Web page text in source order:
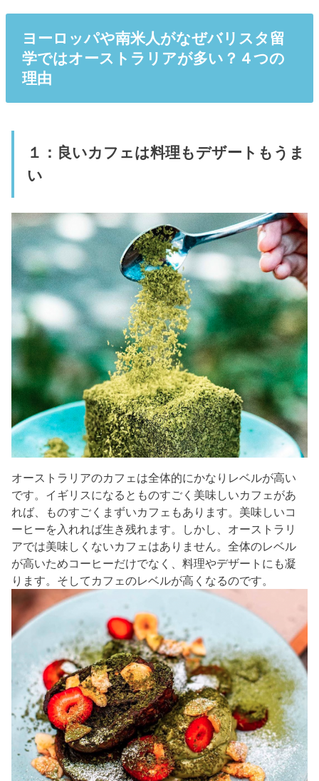
ヨーロッパや南米人がなぜバリスタ留
学ではオーストラリアが多い？４つの
理由
１：良いカフェは料理もデザートもうま
い
オーストラリアのカフェは全体的にかなりレベルが高い
です。イギリスになるとものすごく美味しいカフェがあ
れば、ものすごくまずいカフェもあります。美味しいコ
ーヒーを入れれば生き残れます。しかし、オーストラリ
アでは美味しくないカフェはありません。全体のレベル
が高いためコーヒーだけでなく、料理やデザートにも凝
ります。そしてカフェのレベルが高くなるのです。